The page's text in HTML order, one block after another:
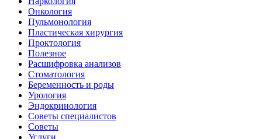
Онкология
Пульмонология
Пластическая хирургия
Проктология
Полезное
Расшифровка анализов
Стоматология
Беременность и роды
Урология
Эндокринология
Советы специалистов
Советы